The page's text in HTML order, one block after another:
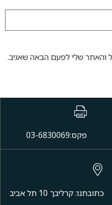
והאתר שלי לפעם הבאה שאגיב.
פקס:03-6830069
כתובתנו: קרליבך 10 תל אביב